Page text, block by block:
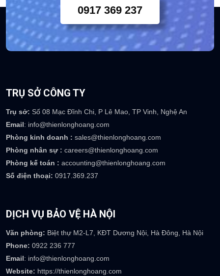
0917 369 237
TRỤ SỞ CÔNG TY
Trụ sở: Số 08 Mạc Đĩnh Chi, P Lê Mao, TP Vinh, Nghệ An
Email: info@thienlonghoang.com
Phòng kinh doanh : sales@thienlonghoang.com
Phòng nhân sự : careers@thienlonghoang.com
Phòng kế toán : accounting@thienlonghoang.com
Số điện thoại: 0917.369.237
DỊCH VỤ BẢO VỆ HÀ NỘI
Văn phòng: Biệt thự M2-L7, KĐT Dương Nội, Hà Đông, Hà Nội
Phone: 0922 236 777
Email: info@thienlonghoang.com
Website: https://thienlonghoang.com